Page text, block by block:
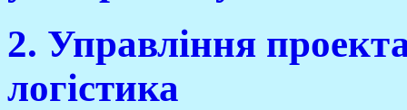
2. Управління
логістика